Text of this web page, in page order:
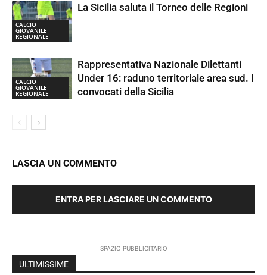
CALCIO
GIOVANILE
REGIONALE
La Sicilia saluta il Torneo delle Regioni
CALCIO
GIOVANILE
REGIONALE
Rappresentativa Nazionale Dilettanti
Under 16: raduno territoriale area sud. I
convocati della Sicilia
LASCIA UN COMMENTO
ENTRA PER LASCIARE UN COMMENTO
SPAZIO PUBBLICITARIO
ULTIMISSIME